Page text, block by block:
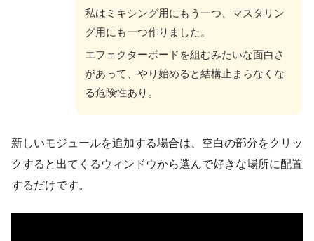
私はミキシング用にもう一つ、マスタリン
グ用にも一つ作りました。
エフェクターボードを組むみたいな面白さ
があって、やり始めると結構止まらなくな
る危険性あり。
新しいモジュールを追加する場合は、空白の部分をクリッ
クすると出てくるウィンドウから選んで好きな場所に配置
するだけです。